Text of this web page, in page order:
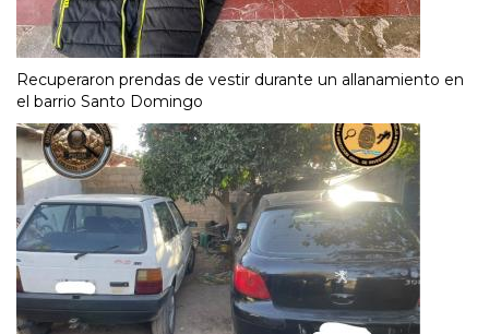
Recuperaron prendas de vestir durante un allanamiento en
el barrio Santo Domingo